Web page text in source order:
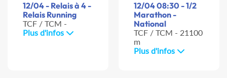
12/04 - Relais à 4 -
Relais Running
TCF / TCM -
Plus d'infos
12/04 08:30 - 1/2
Marathon -
National
TCF / TCM - 21100
m
Plus d'infos